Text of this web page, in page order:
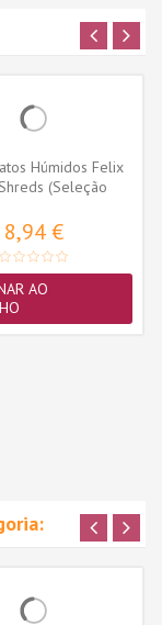
Húmidos Felix
(Seleção
8,94 €
AO